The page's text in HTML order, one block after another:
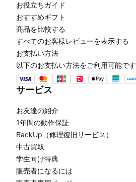
お役立ちガイド
おすすめギフト
商品を比較する
すべてのお客様レビューを表示する
お支払い方法
以下のお支払い方法をご利用可能です
サービス
お友達の紹介
1年間の動作保証
BackUp（修理復旧サービス）
中古買取
学生向け特典
販売者になるには